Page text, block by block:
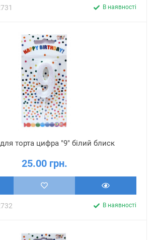
В наявності
торта цифра "9" білий блиск
25.00 грн.
В наявності